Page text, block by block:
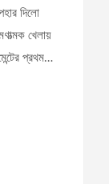
দিলো
খেলায়
প্রথম…